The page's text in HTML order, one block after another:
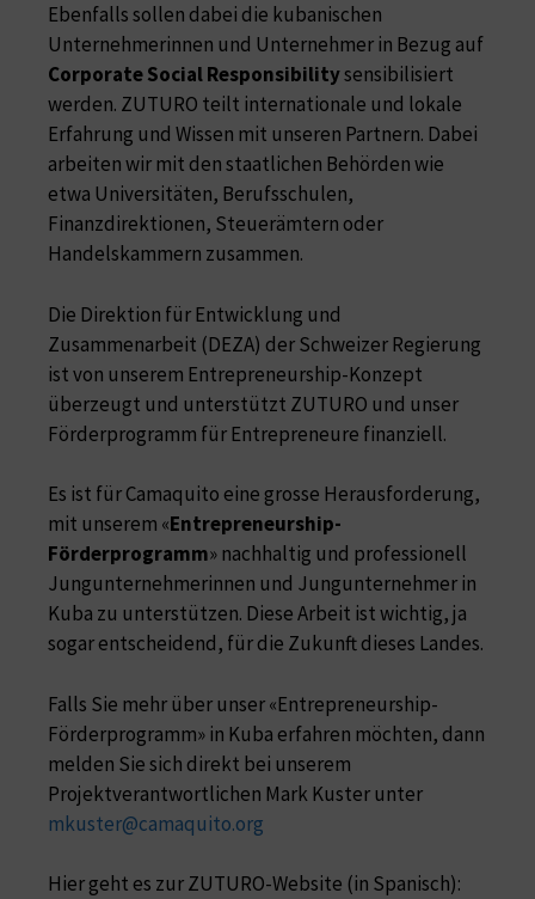
Ebenfalls sollen dabei die kubanischen
Unternehmerinnen und Unternehmer in Bezug auf
Corporate Social Responsibilitysensibilisiert
werden. ZUTURO teilt internationale und lokale
Erfahrung und Wissen mit unseren Partnern. Dabei
arbeiten wir mit den staatlichen Behörden wie
etwa Universitäten, Berufsschulen,
Finanzdirektionen, Steuerämtern oder
Handelskammern zusammen.
Die Direktion für Entwicklung und
Zusammenarbeit (DEZA) der Schweizer Regierung
ist von unserem Entrepreneurship-Konzept
überzeugt und unterstützt ZUTURO und unser
Förderprogramm für Entrepreneure finanziell.
Es ist für Camaquito eine grosse Herausforderung,
mit unserem «Entrepreneurship-
Förderprogramm» nachhaltig und professionell
Jungunternehmerinnen und Jungunternehmer in
Kuba zu unterstützen. Diese Arbeit ist wichtig, ja
sogar entscheidend, für die Zukunft dieses Landes.
Falls Sie mehr über unser «Entrepreneurship-
Förderprogramm» in Kuba erfahren möchten, dann
melden Sie sich direkt bei unserem
Projektverantwortlichen Mark Kuster unter
mkuster@camaquito.org
Hier geht es zur ZUTURO-Website (in Spanisch):